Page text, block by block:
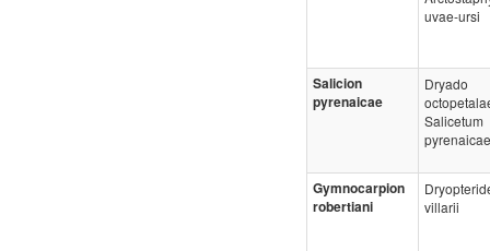
uvae-ursi
Salicion
pyrenaicae
Dryado
Salicetum
pyrenaicae
Gymnocarpion
robertiani
villarii